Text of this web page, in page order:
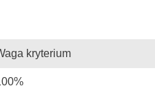
kryterium